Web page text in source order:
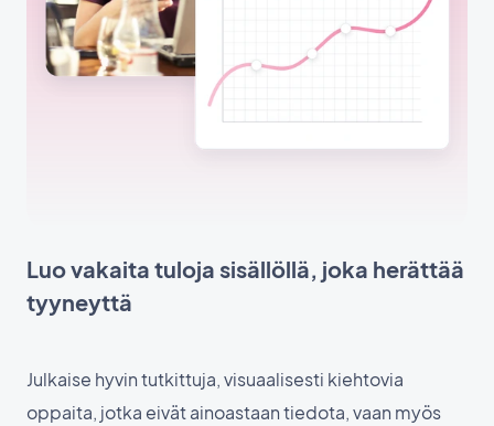
Luo vakaita tuloja sisällöllä, joka herättää
tyyneyttä
Julkaise hyvin tutkittuja, visuaalisesti kiehtovia
oppaita, jotka eivät ainoastaan tiedota, vaan myös